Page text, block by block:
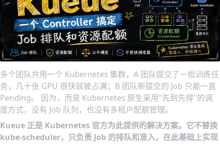
多个团队共用一个 Kubernetes 集群，A 团队提交了一批训练任
务，几十张 GPU 很快就被占满；B 团队新提交的 Job 只能一直
Pending。 因为，而是 Kubernetes 原生采用"先到先得"的调
度方式，没有 Job 队列，也没有多租户配额管理。
Kueue 正是 Kubernetes 官方为此提供的解决方案。它不替换
kube-scheduler，只负责 Job 的排队和准入，在此基础上实现